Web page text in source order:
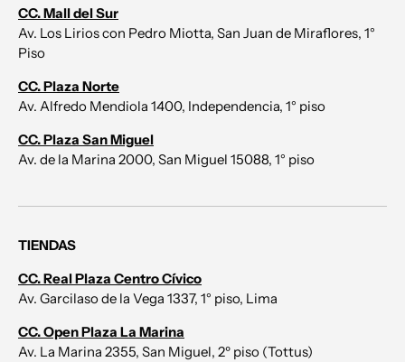
CC. Mall del Sur
Av. Los Lirios con Pedro Miotta, San Juan de Miraflores, 1°
Piso
CC. Plaza Norte
Av. Alfredo Mendiola 1400, Independencia, 1° piso
CC. Plaza San Miguel
Av. de la Marina 2000, San Miguel 15088, 1° piso
TIENDAS
CC. Real Plaza Centro Cívico
Av. Garcilaso de la Vega 1337, 1° piso, Lima
CC. Open Plaza La Marina
Av. La Marina 2355, San Miguel, 2º piso (Tottus)